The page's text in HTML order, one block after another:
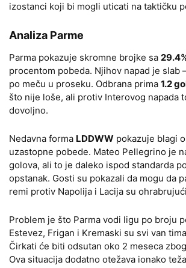
izostanci koji bi mogli uticati na taktičku
Analiza Parme
Parma pokazuje skromne brojke sa
procentom pobeda. Njihov napad je slab
po meču u proseku. Odbrana prima 1.2
što nije loše, ali protiv Interovog napada
dovoljno.
Nedavna forma LDDWW pokazuje blagi
uzastopne pobede. Mateo Pellegrino je
golova, ali to je daleko ispod standarda
opstanak. Gosti su pokazali da mogu da
remi protiv Napolija i Lacija su
Problem je što Parma vodi ligu po broju
Estevez, Frigan i Kremaski su svi van
Čirkati će biti odsutan oko 2 meseca
Ova situacija dodatno otežava ionako